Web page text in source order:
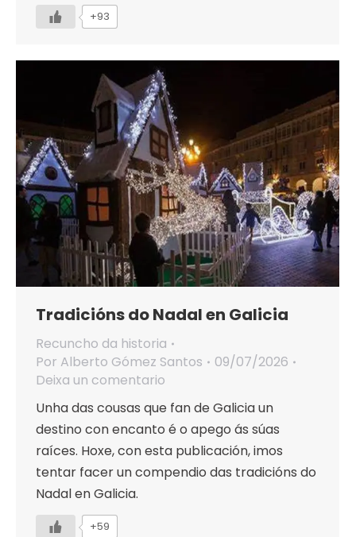
+93
Tradicións do Nadal en Galicia
Recuncho da historia
Por Alberto Gómez Santos
09/07/2026
Deixa un comentario
Unha das cousas que fan de Galicia un
destino con encanto é o apego ás súas
raíces. Hoxe, con esta publicación, imos
tentar facer un compendio das tradicións do
Nadal en Galicia.
+59